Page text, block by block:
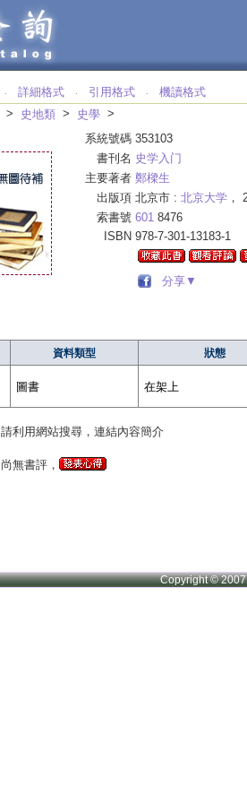
‧ 詳細格式 ‧ 引用格式 ‧ 機讀格式
> 史地類 > 史學 >
系統號碼 353103
書刊名 史学入门
主要著者 鄭樑生
出版項 北京市 : 北京大学 ，
索書號 601 8476
ISBN 978-7-301-13183-1
分享▼
資料類型 狀態
圖書 在架上
請利用網站搜尋，連結內容簡介
尚無書評，
Copyright © 2007